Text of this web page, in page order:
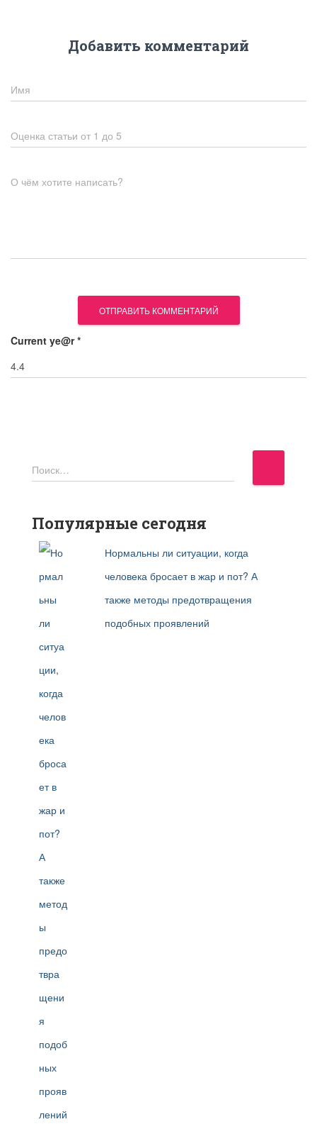
Добавить комментарий
Имя
Оценка статьи от 1 до 5
О чём хотите написать?
Current ye@r*
Н
а
т
Поиск…
Популярные сегодня
Нормальны ли ситуации, когда
человека бросает в жар и пот? А
также методы предотвращения
подобных проявлений